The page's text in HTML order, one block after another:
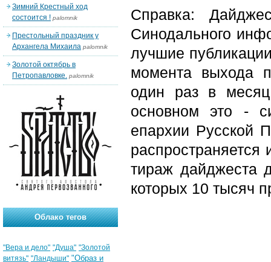
Справка:
Синодального
лучшие
момента выхода
один раз в
основном это -
епархии Русской
тираж дайджеста
которых 10 тысяч
Зимний Крестный ход
состоится ! palomnik
Престольный праздник у
Архангела Михаила palomnik
Золотой октябрь в
Петропавловке. palomnik
Облако тегов
"Вера и дело" "Душа" "Золотой
витязь" "Ландыши" "Образ и